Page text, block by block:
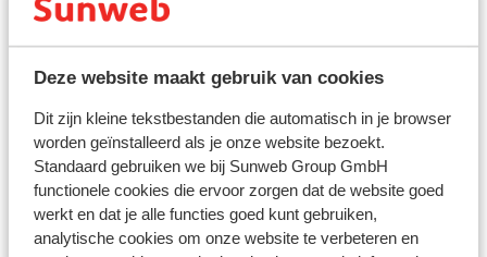
Deze website maakt gebruik van cookies
Dit zijn kleine tekstbestanden die automatisch in je browser
worden geïnstalleerd als je onze website bezoekt.
Standaard gebruiken we bij Sunweb Group GmbH
functionele cookies die ervoor zorgen dat de website goed
werkt en dat je alle functies goed kunt gebruiken,
analytische cookies om onze website te verbeteren en
Skipiste: 400 m
Skilift: 400 m
Skipas, -les en verhuur
Skipas